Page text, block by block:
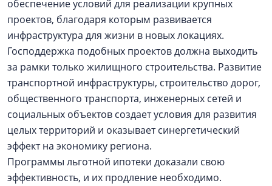
обеспечение условий для реализации крупных
проектов, благодаря которым развивается
инфраструктура для жизни в новых локациях.
Господдержка подобных проектов должна выходить
за рамки только жилищного строительства. Развитие
транспортной инфраструктуры, строительство дорог,
общественного транспорта, инженерных сетей и
социальных объектов создает условия для развития
целых территорий и оказывает синергетический
эффект на экономику региона.
Программы льготной ипотеки доказали свою
эффективность, и их продление необходимо.